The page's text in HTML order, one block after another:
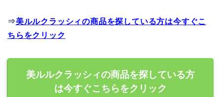
⇒美ルルクラッシィの商品を探している方は今すぐこ
ちらをクリック
美ルルクラッシィの商品を探している方
は今すぐこちらをクリック